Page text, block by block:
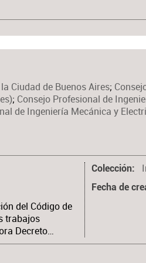
Ciudad de Buenos Aires;
; Consejo Profesional de
de Ingeniería Mecánica y
del Código de
trabajos
Decreto…
Colección
Fecha de